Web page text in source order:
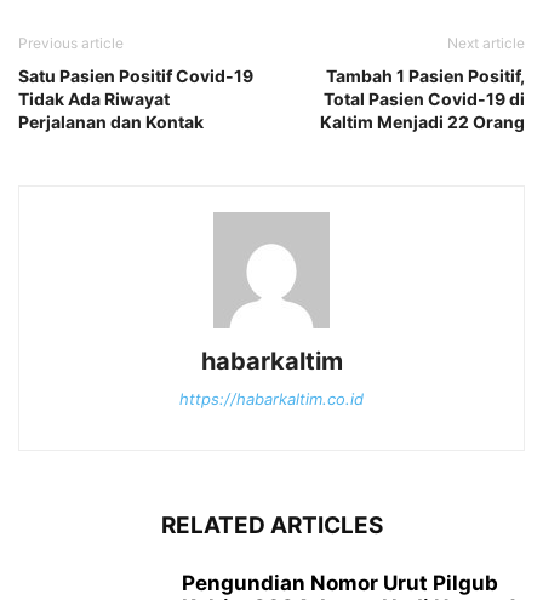
Previous article
Satu Pasien Positif Covid-19
Tidak Ada Riwayat
Perjalanan dan Kontak
Next article
Tambah 1 Pasien Positif,
Total Pasien Covid-19 di
Kaltim Menjadi 22 Orang
habarkaltim
https://habarkaltim.co.id
RELATED ARTICLES
Pengundian Nomor Urut Pilgub